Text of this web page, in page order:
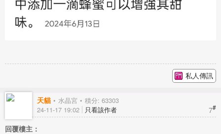
私人傳訊
天貓 水晶宮 積分: 63303
7#
24-11-17 19:02 只看該作者
回覆樓主：